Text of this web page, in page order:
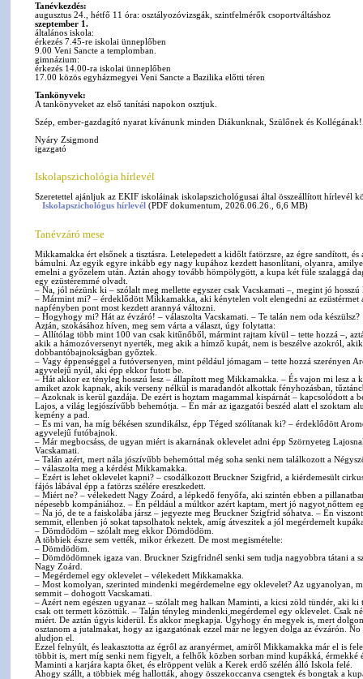
Tanévkezdés:
augusztus 24., hétfő 11 óra: osztályozóvizsgák, szintfelmérők csoportváltáshoz
szeptember 1.
általános iskola:
érkezés 7.45-re iskolai ünneplőben
9.00 Veni Sancte a templomban.
gimnázium:
érkezés 14.00-ra iskolai ünneplőben
17.00 közös egyházmegyei Veni Sancte a Bazilika előtti téren
Tankönyvek:
A tankönyveket az első tanítási napokon osztjuk.
Szép, ember-gazdagító nyarat kívánunk minden Diákunknak, Szülőnek és Kollégának!
Nyáry Zsigmond
igazgató
Iskolapszichológia hírlevél
Szeretettel ajánljuk az EKIF iskoláinak iskolapszichológusai által összeállított hírlevél
Iskolapszichológus hírlevél (PDF dokumentum, 2026.06.26., 6,6 MB)
Tanévzáró mese
Mikkamakka ért elsőnek a tisztásra. Letelepedett a kidőlt fatörzsre, az égre sandított, és
bámulni. Az egyik egyre inkább egy nagy kupához kezdett hasonlítani, olyanra,
emelni a győzelem után. Aztán ahogy tovább hömpölygött, a kupa két füle szalaggá
egy ezüstéremmé olvadt.
– Na, jól nézünk ki – szólalt meg mellette egyszer csak Vacskamati –, megint jó hosszú
– Mármint mi? – érdeklődött Mikkamakka, aki kénytelen volt elengedni az ezüstérmet
napfényben pont most kezdett arannyá változni.
– Hogyhogy mi? Hát az évzáró! – válaszolta Vacskamati. – Te talán nem oda készülsz?
Aztán, szokásához híven, meg sem várta a választ, úgy folytatta:
– Állítólag több mint 100 van csak kitűnőből, mármint rajtam kívül – tette hozzá –,
akik a hámozóversenyt nyerték, meg akik a hímző kupát, nem is beszélve azokról,
dobbantóbajnokságban győztek.
– Vagy éppenséggel a futóversenyen, mint például jómagam – tette hozzá szerényen
agyvelejű nyúl, aki épp ekkor futott be.
– Hát akkor ez tényleg hosszú lesz – állapított meg Mikkamakka. – És vajon mi lesz a
amiket azok kapnak, akik verseny nélkül is maradandót alkottak fényhozásban,
– Azoknak is kerül gazdája. De ezért is hoztam magammal kispárnát – kapcsolódott a
Lajos, a világ legjószívűbb behemótja. – Én már az igazgatói beszéd alatt el szoktam
kemény a pad.
– És mi van, ha míg békésen szundikálsz, épp Téged szólítanak ki? – érdeklődött
agyvelejű futóbajnok.
– Már megbocsáss, de ugyan miért is akarnának oklevelet adni épp Szörnyeteg
Vacskamati.
– Talán azért, mert nála jószívűbb behemóttal még soha senki nem találkozott a
– válaszolta meg a kérdést Mikkamakka.
– Ezért is lehet oklevelet kapni? – csodálkozott Bruckner Szigfrid, a kiérdemesült
fájós lábával épp a fatörzs szélére ereszkedett.
– Miért ne? – vélekedett Nagy Zoárd, a lépkedő fenyőfa, aki szintén ebben a
népesebb kompániához. – Én például a múltkor azért kaptam, mert jó nagyot nőttem
– Na jó, de te a faiskolába jársz – jegyezte meg Bruckner Szigfrid sóhatva. – Én
semmit, ellenben jó sokat tapsolhatok nektek, amíg átveszitek a jól megérdemelt
– Dömdödöm – szólalt meg ekkor Dömdödöm.
A többiek észre sem vették, mikor érkezett. De most megismételte:
– Dömdödöm.
– Dömdödömnek igaza van. Bruckner Szigfridnél senki sem tudja nagyobbra tátani a
Nagy Zoárd.
– Megérdemel egy oklevelet – vélekedett Mikkamakka.
– Most komolyan, szerinted mindenki megérdemelne egy oklevelet? Az ugyanolyan,
semmit – dohogott Vacskamati.
– Azért nem egészen ugyanaz – szólalt meg halkan Maminti, a kicsi zöld tündér, aki ki
csak ott termett közöttük. – Talán tényleg mindenki megérdemel egy oklevelet. Csak
miért. De aztán úgyis kiderül. És akkor megkapja. Úgyhogy én megyek is, mert
osztanom a jutalmakat, hogy az igazgatónak ezzel már ne legyen dolga az évzárón.
aludjon el.
Ezzel felnyúlt, és leakasztotta az égről az aranyérmet, amiről Mikkamakka már el is
többit is, mert míg senki nem figyelt, a felhők közben sorban mind kupákká, érmekké
Maminti a karjára kapta őket, és elröppent velük a Kerek erdő szélén álló Iskola felé.
Ahogy szállt, a többiek még hallották, ahogy összekoccanva csengtek és bongtak a